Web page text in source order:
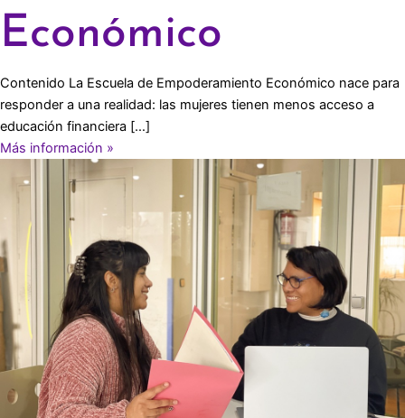
Económico
Contenido La Escuela de Empoderamiento Económico nace para
responder a una realidad: las mujeres tienen menos acceso a
educación financiera […]
Más información »